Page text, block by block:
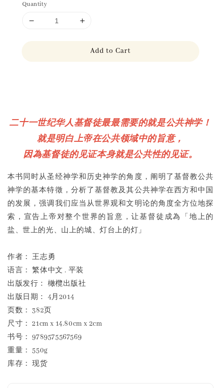
Quantity
Add to Cart
二十一世纪华人基督徒最最需要的就是公共神学！
就是明白上帝在公共领域中的旨意，
因為基督徒的见证本身就是公共性的见证。
本书同时从圣经神学和历史神学的角度，阐明了基督教公共
神学的基本特徵，分析了基督教及其公共神学在西方和中国
的发展，强调我们应当从世界观和文明论的角度全方位地探
索，宣告上帝对整个世界的旨意，让基督徒成為「地上的
盐、世上的光、山上的城、灯台上的灯」
作者： 王志勇
语言： 繁体中文 . 平装
出版发行： 橄欖出版社
出版日期： 4月2014
页数： 382页
尺寸： 21cm x 14.80cm x 2cm
书号： 9789575567569
重量： 550g
库存： 现货